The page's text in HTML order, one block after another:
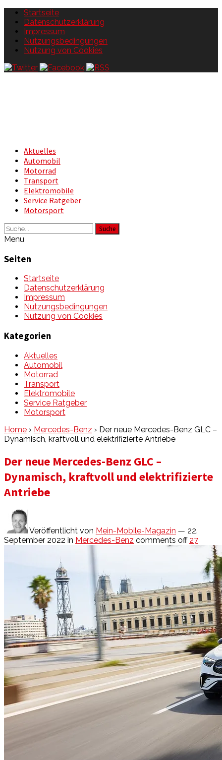
Startseite
Datenschutzerklärung
Impressum
Nutzungsbedingungen
Nutzung von Cookies
Aktuelles
Automobil
Motorrad
Transport
Elektromobile
Service Ratgeber
Motorsport
Suche
Menu
Seiten
Startseite
Datenschutzerklärung
Impressum
Nutzungsbedingungen
Nutzung von Cookies
Kategorien
Aktuelles
Automobil
Motorrad
Transport
Elektromobile
Service Ratgeber
Motorsport
Home › Mercedes-Benz › Der neue Mercedes-Benz GLC –
Dynamisch, kraftvoll und elektrifizierte Antriebe
Der neue Mercedes-Benz GLC –
Dynamisch, kraftvoll und elektrifizierte
Antriebe
Veröffentlicht von Mein-Mobile-Magazin — 22.
September 2022 in Mercedes-Benz comments off 27